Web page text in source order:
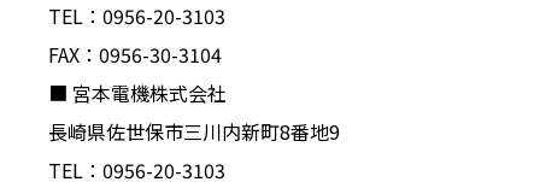
TEL：0956-20-3103
FAX：0956-30-3104
■ 宮本電機株式会社
長崎県佐世保市三川内新町8番地9
TEL：0956-20-3103